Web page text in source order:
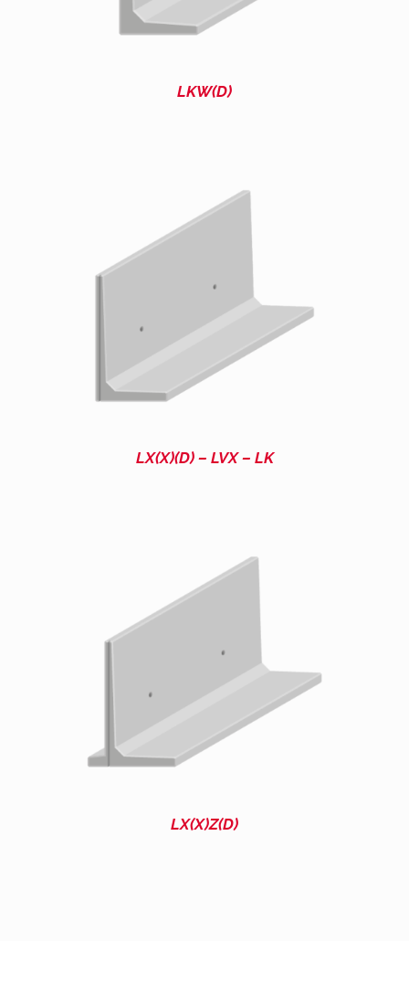
LKW(D)
LX(X)(D) – LVX – LK
LX(X)Z(D)